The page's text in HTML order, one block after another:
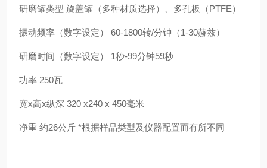
研磨罐类型 旋盖罐（多种材质选择）、多孔板（PTFE）
振动频率（数字设定） 60-1800转/分钟（1-30赫兹）
研磨时间（数字设定） 1秒-99分钟59秒
功率 250瓦
宽x高x纵深 320 x240 x 450毫米
净重 约26公斤 *根据样品类型及仪器配置而有所不同